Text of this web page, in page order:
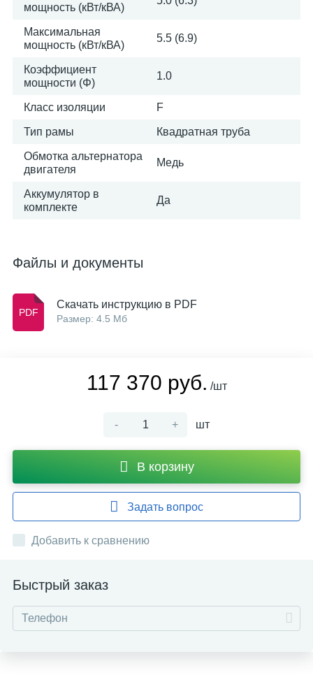
мощность (кВт/кВА)
Максимальная
мощность (кВт/кВА)
5.5 (6.9)
Коэффициент
мощности (Φ)
1.0
Класс изоляции F
Тип рамы Квадратная труба
Обмотка альтернатора
двигателя
Медь
Аккумулятор в
комплекте
Да
Файлы и документы
Скачать инструкцию в PDF
Размер: 4.5 Мб
117 370 руб. /шт
- + шт
В корзину
Задать вопрос
Добавить к сравнению
Быстрый заказ